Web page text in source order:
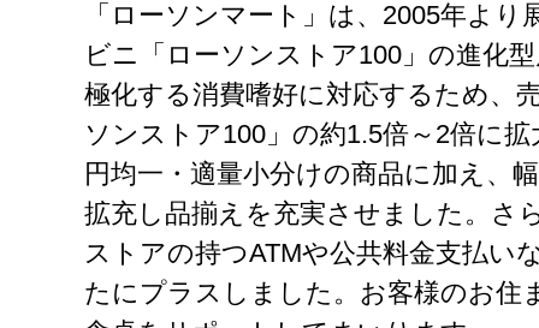
「ローソンマート」は、2005年よ
ビニ「ローソンストア100」の進化
極化する消費嗜好に対応するため、
ソンストア100」の約1.5倍～2倍に
円均一・適量小分けの商品に加え、
拡充し品揃えを充実させました。さ
ストアの持つATMや公共料金支払い
たにプラスしました。お客様のお住